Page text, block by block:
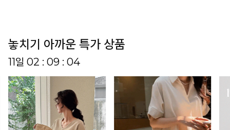
놓치기 아까운 특가 상품
11일 02 : 09 : 00